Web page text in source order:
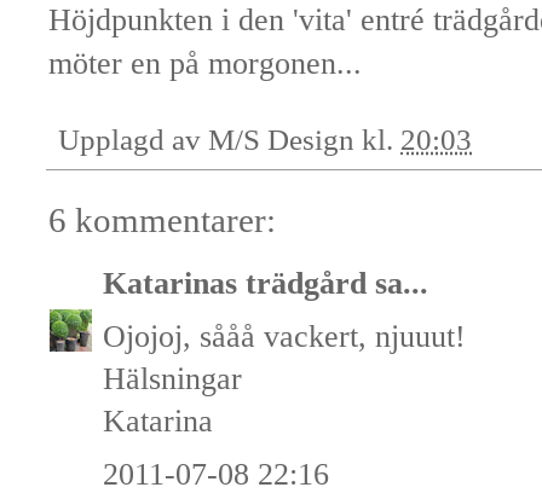
Höjdpunkten i den 'vita' entré
möter en på morgonen...
Upplagd av M/S Design kl. 20:03
6 kommentarer:
Katarinas trädgård sa...
Ojojoj, sååå vackert, njuuut!
Hälsningar
Katarina
2011-07-08 22:16